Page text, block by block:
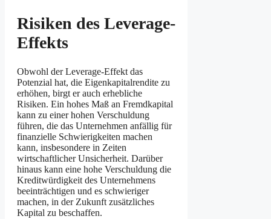
Risiken des Leverage-
Effekts
Obwohl der Leverage-Effekt das
Potenzial hat, die Eigenkapitalrendite zu
erhöhen, birgt er auch erhebliche
Risiken. Ein hohes Maß an Fremdkapital
kann zu einer hohen Verschuldung
führen, die das Unternehmen anfällig für
finanzielle Schwierigkeiten machen
kann, insbesondere in Zeiten
wirtschaftlicher Unsicherheit. Darüber
hinaus kann eine hohe Verschuldung die
Kreditwürdigkeit des Unternehmens
beeinträchtigen und es schwieriger
machen, in der Zukunft zusätzliches
Kapital zu beschaffen.